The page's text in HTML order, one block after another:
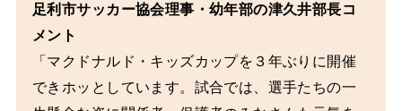
足利市サッカー協会理事・幼年部の津久井部長コ
メント
「マクドナルド・キッズカップを３年ぶりに開催
できホッとしています。試合では、選手たちの一